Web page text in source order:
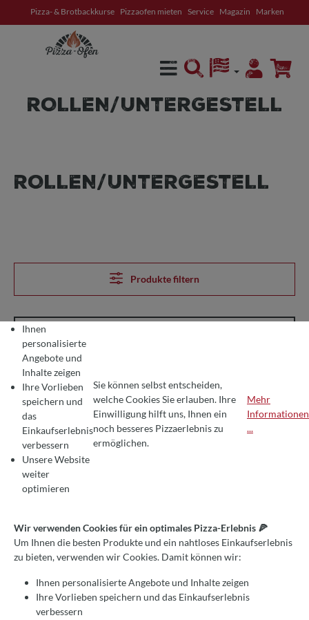
springen
Pizza- & Brotbackkurse Pizzaofen mieten Service Magazin Marken
ROLLEN/UNTERGESTELL
ROLLEN/UNTERGESTELL
Produkte filtern
Durchschnittliche Bewertung von 0 von 5
64,00 €*
COOKIE-VOREINSTELLUNGEN
Wir verwenden Cookies für ein optimales Pizza-Erlebnis 🍕
Um Ihnen die besten Produkte und ein nahtloses Einkaufserlebnis zu
Ihnen
personalisierte
Angebote und
Inhalte zeigen
Ihre Vorlieben
speichern und
das
Einkaufserlebnis
verbessern
Unsere Website
weiter
optimieren
Sie können selbst entscheiden,
welche Cookies Sie erlauben. Ihre
Einwilligung hilft uns, Ihnen ein
noch besseres Pizzaerlebnis zu
ermöglichen.
Mehr
Informationen
...
Wir verwenden Cookies für ein optimales Pizza-Erlebnis 🍕
Um Ihnen die besten Produkte und ein nahtloses Einkaufserlebnis
zu bieten, verwenden wir Cookies. Damit können wir:
Ihnen personalisierte Angebote und Inhalte zeigen
Ihre Vorlieben speichern und das Einkaufserlebnis
verbessern